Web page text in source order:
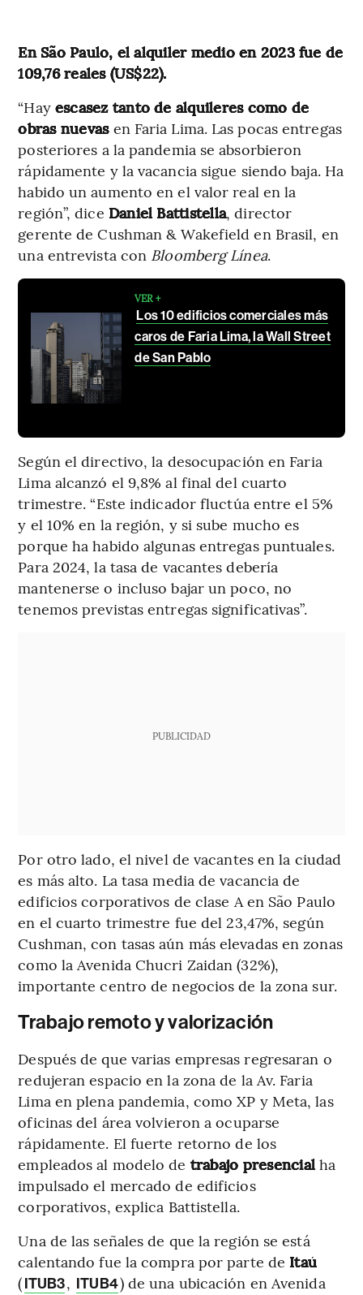
En São Paulo, el alquiler medio en 2023 fue de
109,76 reales (US$22).
“Hay escasez tanto de alquileres como de
obras nuevas en Faria Lima. Las pocas entregas
posteriores a la pandemia se absorbieron
rápidamente y la vacancia sigue siendo baja. Ha
habido un aumento en el valor real en la
región”, dice Daniel Battistella, director
gerente de Cushman & Wakefield en Brasil, en
una entrevista con Bloomberg Línea.
VER +
Los 10 edificios comerciales más
caros de Faria Lima, la Wall Street
de San Pablo
Según el directivo, la desocupación en Faria
Lima alcanzó el 9,8% al final del cuarto
trimestre. “Este indicador fluctúa entre el 5%
y el 10% en la región, y si sube mucho es
porque ha habido algunas entregas puntuales.
Para 2024, la tasa de vacantes debería
mantenerse o incluso bajar un poco, no
tenemos previstas entregas significativas”.
PUBLICIDAD
Por otro lado, el nivel de vacantes en la ciudad
es más alto. La tasa media de vacancia de
edificios corporativos de clase A en São Paulo
en el cuarto trimestre fue del 23,47%, según
Cushman, con tasas aún más elevadas en zonas
como la Avenida Chucri Zaidan (32%),
importante centro de negocios de la zona sur.
Trabajo remoto y valorización
Después de que varias empresas regresaran o
redujeran espacio en la zona de la Av. Faria
Lima en plena pandemia, como XP y Meta, las
oficinas del área volvieron a ocuparse
rápidamente. El fuerte retorno de los
empleados al modelo de trabajo presencialha
impulsado el mercado de edificios
corporativos, explica Battistella.
Una de las señales de que la región se está
calentando fue la compra por parte de Itaú
(ITUB3, ITUB4) de una ubicación en Avenida